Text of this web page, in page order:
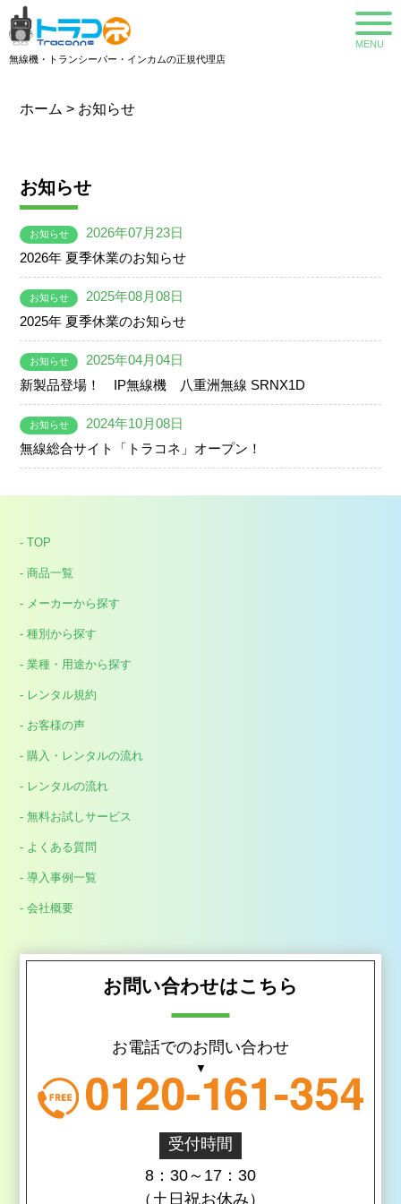
MENU
無線機・トランシーバー・インカムの正規代理店
ホーム > お知らせ
お知らせ
お知らせ
2026年07月23日
2026年 夏季休業のお知らせ
お知らせ
2025年08月08日
2025年 夏季休業のお知らせ
お知らせ
2025年04月04日
新製品登場！ IP無線機 八重洲無線 SRNX1D
お知らせ
2024年10月08日
無線総合サイト「トラコネ」オープン！
- TOP
- 商品一覧
- メーカーから探す
- 種別から探す
- 業種・用途から探す
- レンタル規約
- お客様の声
- 購入・レンタルの流れ
- レンタルの流れ
- 無料お試しサービス
- よくある質問
- 導入事例一覧
- 会社概要
お問い合わせはこちら
お電話でのお問い合わせ
受付時間
8：30～17：30
（土日祝お休み）